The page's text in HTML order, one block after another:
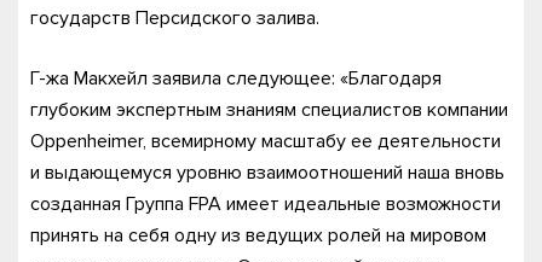
государств Персидского залива.
Г-жа Макхейл заявила следующее: «Благодаря
глубоким экспертным знаниям специалистов компании
Oppenheimer, всемирному масштабу ее деятельности
и выдающемуся уровню взаимоотношений наша вновь
созданная Группа FPA имеет идеальные возможности
принять на себя одну из ведущих ролей на мировом